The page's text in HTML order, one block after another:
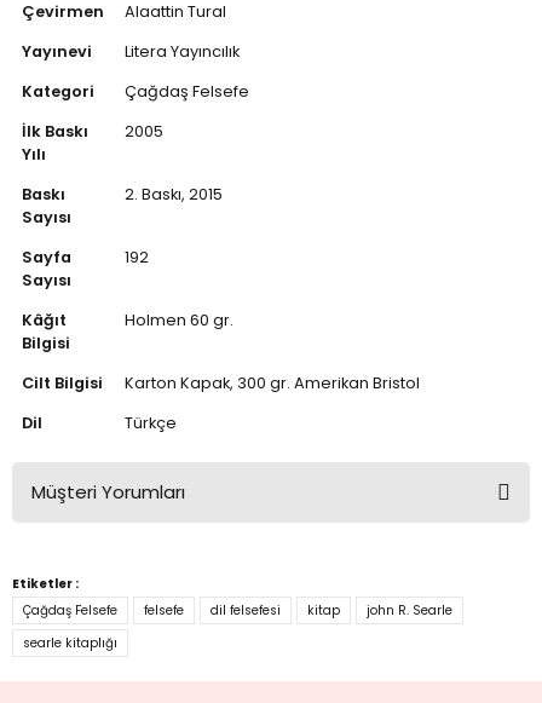
Çevirmen
Alaattin Tural
Yayınevi
Litera Yayıncılık
Kategori
Çağdaş Felsefe
İlk Baskı
Yılı
2005
Baskı
Sayısı
2. Baskı, 2015
Sayfa
Sayısı
192
Kâğıt
Bilgisi
Holmen 60 gr.
Cilt Bilgisi
Karton Kapak, 300 gr. Amerikan Bristol
Dil
Türkçe
Müşteri Yorumları
Etiketler :
Çağdaş Felsefe
felsefe dil felsefesi kitap
john R. Searle
searle kitaplığı